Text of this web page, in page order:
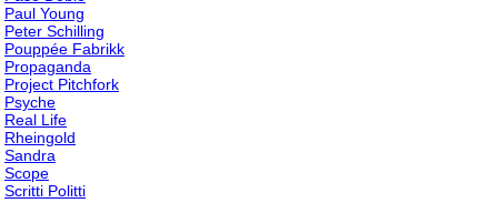
Paul Young
Peter Schilling
Pouppée Fabrikk
Propaganda
Project Pitchfork
Psyche
Real Life
Rheingold
Sandra
Scope
Scritti Politti